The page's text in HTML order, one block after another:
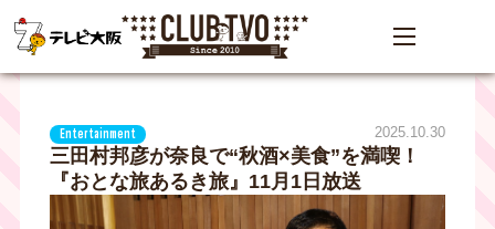
Entertainment 2025.10.30
三田村邦彦が奈良で“秋酒×美食”を満喫！
『おとな旅あるき旅』11月1日放送